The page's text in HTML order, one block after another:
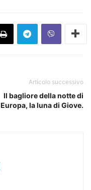
Articolo successivo
Il bagliore della notte di
Europa, la luna di Giove.